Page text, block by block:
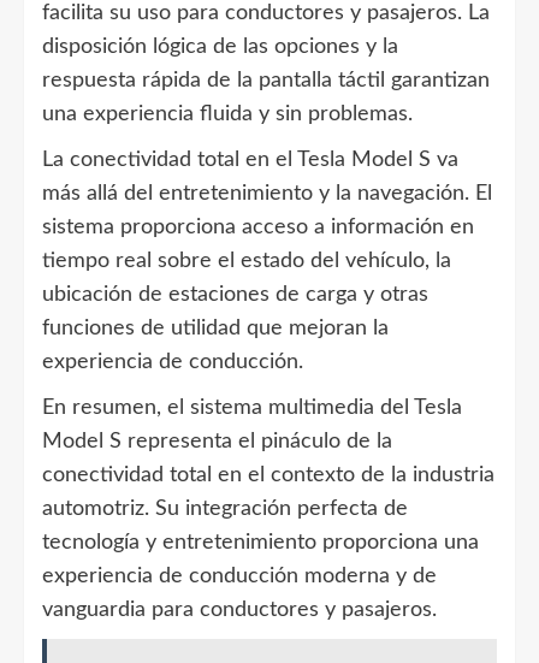
facilita su uso para conductores y pasajeros. La
disposición lógica de las opciones y la
respuesta rápida de la pantalla táctil garantizan
una experiencia fluida y sin problemas.
La conectividad total en el Tesla Model S va
más allá del entretenimiento y la navegación. El
sistema proporciona acceso a información en
tiempo real sobre el estado del vehículo, la
ubicación de estaciones de carga y otras
funciones de utilidad que mejoran la
experiencia de conducción.
En resumen, el sistema multimedia del Tesla
Model S representa el pináculo de la
conectividad total en el contexto de la industria
automotriz. Su integración perfecta de
tecnología y entretenimiento proporciona una
experiencia de conducción moderna y de
vanguardia para conductores y pasajeros.